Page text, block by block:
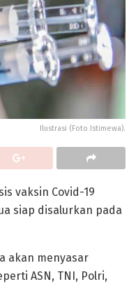
Ilustrasi (Foto Istimewa).
vaksin Covid-19
siap disalurkan pada
akan menyasar
ASN, TNI, Polri,